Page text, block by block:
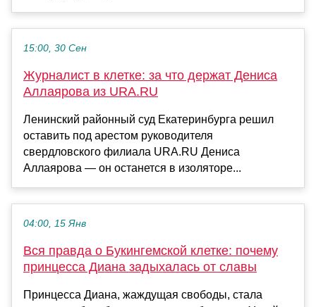
15:00, 30 Сен
Журналист в клетке: за что держат Дениса
Аллаярова из URA.RU
Ленинский районный суд Екатеринбурга решил
оставить под арестом руководителя
свердловского филиала URA.RU Дениса
Аллаярова — он останется в изоляторе...
04:00, 15 Янв
Вся правда о Букингемской клетке: почему
принцесса Диана задыхалась от славы
Принцесса Диана, жаждущая свободы, стала